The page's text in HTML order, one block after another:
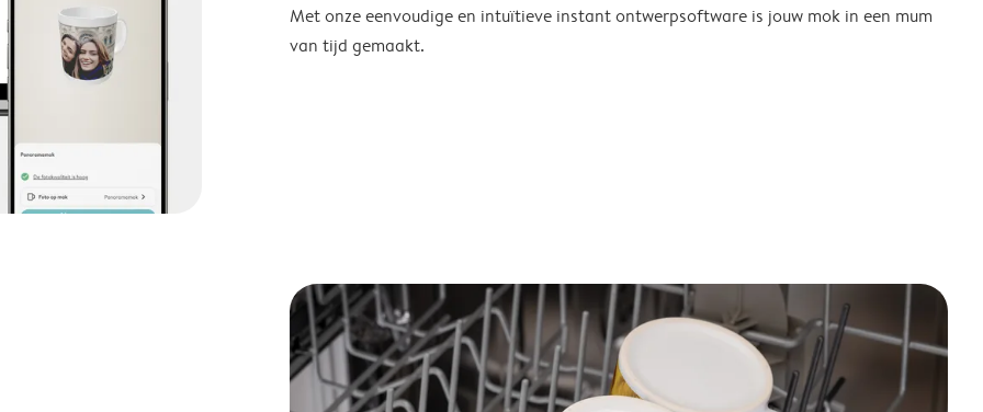
Met onze eenvoudige en intuïtieve instant ontwerpsoftware is jouw mok in een mum
van tijd gemaakt.